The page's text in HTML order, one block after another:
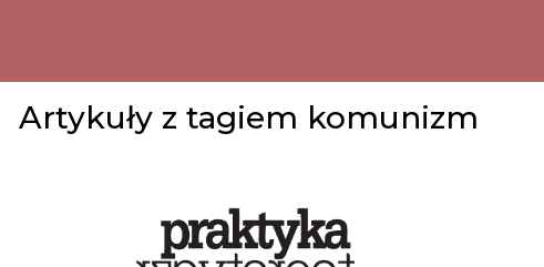
Artykuły z tagiem komunizm